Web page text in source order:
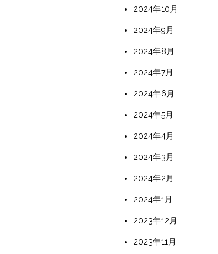
2024年10月
2024年9月
2024年8月
2024年7月
2024年6月
2024年5月
2024年4月
2024年3月
2024年2月
2024年1月
2023年12月
2023年11月